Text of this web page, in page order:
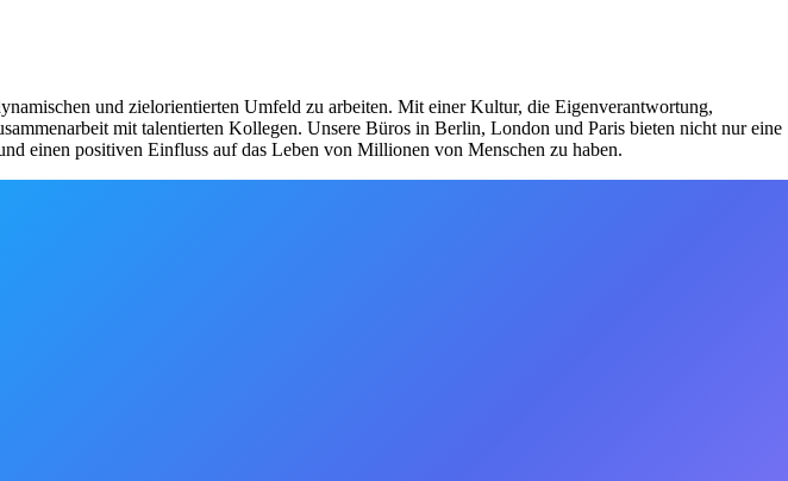
und zielorientierten Umfeld zu arbeiten. Mit einer Kultur, die Eigenverantwortung,
mit talentierten Kollegen. Unsere Büros in Berlin, London und Paris bieten nicht nur eine
einen positiven Einfluss auf das Leben von Millionen von Menschen zu haben.